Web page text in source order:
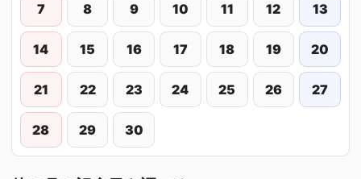
7 8 9 10 11 12 13
14 15 16 17 18 19 20
21 22 23 24 25 26 27
28 29 30